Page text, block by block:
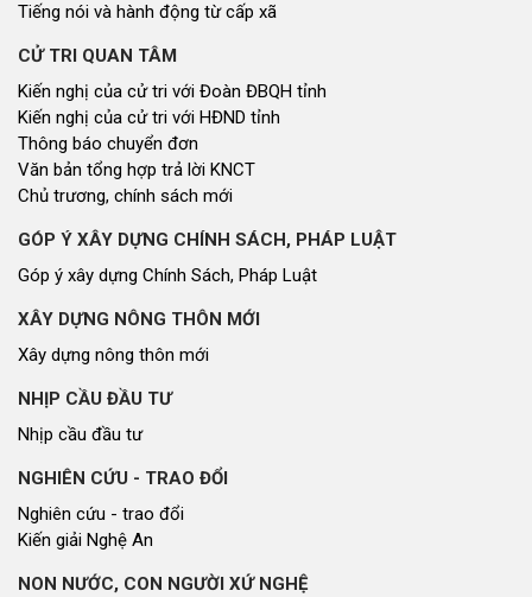
Tiếng nói và hành động từ cấp xã
CỬ TRI QUAN TÂM
Kiến nghị của cử tri với Đoàn ĐBQH tỉnh
Kiến nghị của cử tri với HĐND tỉnh
Thông báo chuyển đơn
Văn bản tổng hợp trả lời KNCT
Chủ trương, chính sách mới
GÓP Ý XÂY DỰNG CHÍNH SÁCH, PHÁP LUẬT
Góp ý xây dựng Chính Sách, Pháp Luật
XÂY DỰNG NÔNG THÔN MỚI
Xây dựng nông thôn mới
NHỊP CẦU ĐẦU TƯ
Nhịp cầu đầu tư
NGHIÊN CỨU - TRAO ĐỔI
Nghiên cứu - trao đổi
Kiến giải Nghệ An
NON NƯỚC, CON NGƯỜI XỨ NGHỆ